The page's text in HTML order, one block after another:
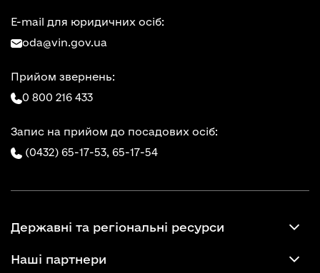
E-mail для юридичних осіб:
oda@vin.gov.ua
Прийом звернень:
0 800 216 433
Запис на прийом до посадових осіб:
(0432) 65-17-53, 65-17-54
Державні та регіональні ресурси
Наші партнери